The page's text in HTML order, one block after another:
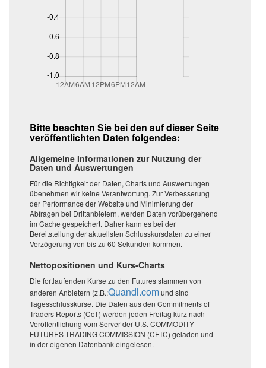
Bitte beachten Sie bei den auf dieser Seite
veröffentlichten Daten folgendes:
Allgemeine Informationen zur Nutzung der
Daten und Auswertungen
Für die Richtigkeit der Daten, Charts und Auswertungen
übenehmen wir keine Verantwortung. Zur Verbesserung
der Performance der Website und Minimierung der
Abfragen bei Drittanbietern, werden Daten vorübergehend
im Cache gespeichert. Daher kann es bei der
Bereitstellung der aktuellsten Schlusskursdaten zu einer
Verzögerung von bis zu 60 Sekunden kommen.
Nettopositionen und Kurs-Charts
Die fortlaufenden Kurse zu den Futures stammen von
anderen Anbietern (z.B.:Quandl.comund sind
Tagesschlusskurse. Die Daten aus den Commitments of
Traders Reports (CoT) werden jeden Freitag kurz nach
Veröffentlichung vom Server der U.S. COMMODITY
FUTURES TRADING COMMISSION (CFTC) geladen und
in der eigenen Datenbank eingelesen.